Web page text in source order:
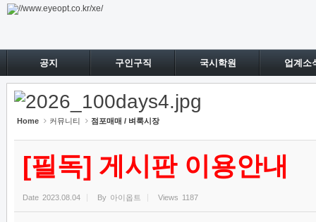
공지 구인구직 국시학원 업계소
Home 커뮤니티 점포매매 / 벼룩시장
[필독] 게시판 이용안내
Date 2023.08.04 By 아이옵트 Views 1187